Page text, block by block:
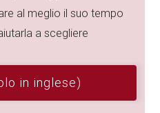
al meglio il suo tempo
a scegliere
in inglese)